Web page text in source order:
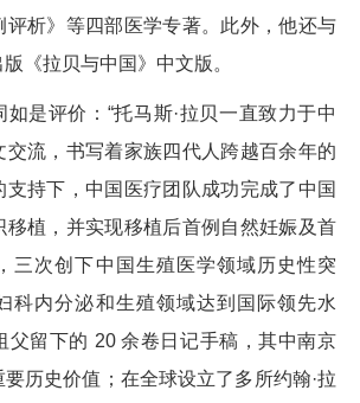
评析》等四部医学专著。此外，他还与
《拉贝与中国》中文版。
如是评价：“托马斯·拉贝一直致力于中
交流，书写着家族四代人跨越百余年的
支持下，中国医疗团队成功完成了中国
移植，并实现移植后首例自然妊娠及首
三次创下中国生殖医学领域历史性突
科内分泌和生殖领域达到国际领先水
父留下的 20 余卷日记手稿，其中南京
历史价值；在全球设立了多所约翰·拉